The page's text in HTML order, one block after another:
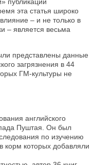
эта статья широко
– и не только в
– является весьма
представлены данные
загрязнения в 44
ГМ-культуры не
английского
Пуштая. Он был
по изучению
корм которых добавляли